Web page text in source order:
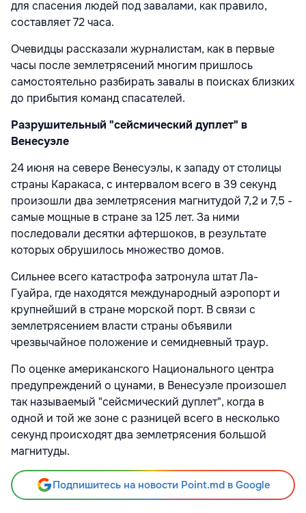
для спасения людей под завалами, как правило,
составляет 72 часа.
Очевидцы рассказали журналистам, как в первые
часы после землетрясений многим пришлось
самостоятельно разбирать завалы в поисках близких
до прибытия команд спасателей.
Разрушительный "сейсмический дуплет" в
Венесуэле
24 июня на севере Венесуэлы, к западу от столицы
страны Каракаса, с интервалом всего в 39 секунд
произошли два землетрясения магнитудой 7,2 и 7,5 -
самые мощные в стране за 125 лет. За ними
последовали десятки афтершоков, в результате
которых обрушилось множество домов.
Сильнее всего катастрофа затронула штат Ла-
Гуайра, где находятся международный аэропорт и
крупнейший в стране морской порт. В связи с
землетрясением власти страны объявили
чрезвычайное положение и семидневный траур.
По оценке американского Национального центра
предупреждений о цунами, в Венесуэле произошел
так называемый "сейсмический дуплет", когда в
одной и той же зоне с разницей всего в несколько
секунд происходят два землетрясения большой
магнитуды.
Подпишитесь на новости Point.md в Google